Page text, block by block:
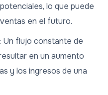
lo que puede
en el futuro.
: Un flujo constante de
en un aumento
y los ingresos de una